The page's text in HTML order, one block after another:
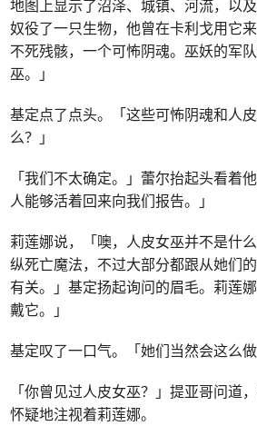
地图上显示了沼泽、城镇、河流，以
奴役了一只生物，他曾在卡利戈用它
不死残骸，一个可怖阴魂。巫妖的军
巫。」
基定点了点头。「这些可怖阴魂和人
么？」
「我们不太确定。」蕾尔抬起头看着
人能够活着回来向我们报告。」
莉莲娜说，「噢，人皮女巫并不是什
纵死亡魔法，不过大部分都跟从她们
有关。」基定扬起询问的眉毛。莉莲
戴它。」
基定叹了一口气。「她们当然会这么做
「你曾见过人皮女巫？」提亚哥问道
怀疑地注视着莉莲娜。